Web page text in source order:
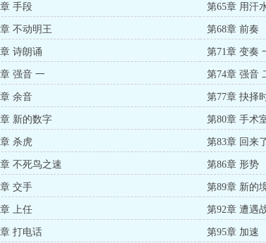
手段 第65章 用汗
不动明王 第68章 前奏
诗朗诵 第71章 变奏
强音 一 第74章 强音
余音 第77章 抉择
新的数字 第80章 手术
杀虎 第83章 回来
不死鸟之速 第86章 形势
交手 第89章 新的
上任 第92章 遭遇
打电话 第95章 加速